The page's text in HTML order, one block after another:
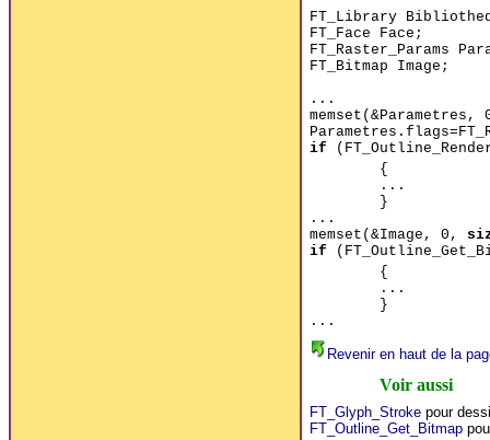
FT_Library
FT_Face Face;
FT_Raster_Params
FT_Bitmap Image;
...
if
{
...
}
...
memset(&Image, 0,
if
{
...
}
...
Revenir en haut de la
Voir aussi
FT_Glyph_Strokepour
FT_Outline_Get_Bitmap